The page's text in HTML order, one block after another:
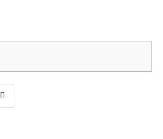
次